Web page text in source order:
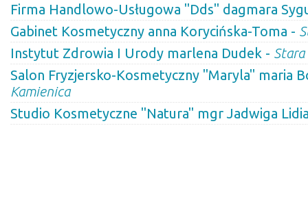
Firma Handlowo-Usługowa "Dds" dagmara
Gabinet Kosmetyczny anna Korycińska-Toma -
Instytut Zdrowia I Urody marlena Dudek -
Salon Fryzjersko-Kosmetyczny "Maryla" maria
Kamienica
Studio Kosmetyczne "Natura" mgr Jadwiga